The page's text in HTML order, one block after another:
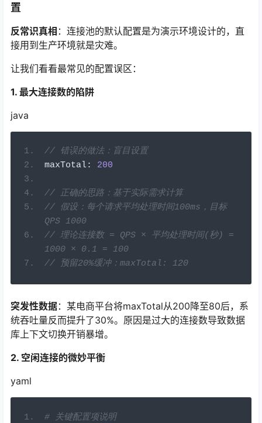
置
反常识真相 ：连接池的默认配置是为演示环境设计的，直
接用到生产环境就是灾难。
让我们看看最常见的配置误区：
1. 最大连接数的陷阱
java
// 错误的做法：盲目设置
maxTotal: 200
// 正确的思路：基于实际需求计算
// 假设：每个请求平均处理时间100ms，目标
QPS 1000
// 理论连接数 = QPS × 平均处理时间(秒) =
1000 × 0.1 = 100
// 预留20%缓冲：maxTotal: 120
突发性数据：某电商平台将maxTotal从200降至80后，系
统吞吐量反而提升了30%。原因是过大的连接数导致数据
库上下文切换开销暴增。
2. 空闲连接的微妙平衡
yaml
# 关键配置项说明